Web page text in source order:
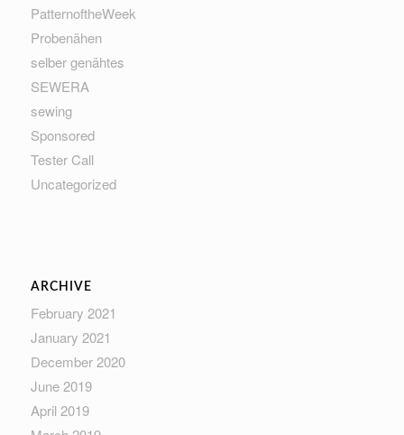
PatternoftheWeek
Probenähen
selber genähtes
SEWERA
sewing
Sponsored
Tester Call
Uncategorized
ARCHIVE
February 2021
January 2021
December 2020
June 2019
April 2019